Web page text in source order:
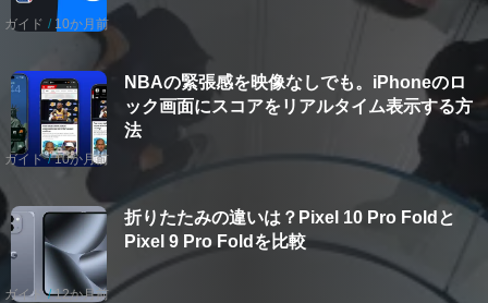
ガイド 10か月前
NBAの緊張感を映像なしでも。iPhoneのロ
ック画面にスコアをリアルタイム表示する方
法
ガイド 10か月前
折りたたみの違いは？Pixel 10 Pro Foldと
Pixel 9 Pro Foldを比較
ガイド 12か月前